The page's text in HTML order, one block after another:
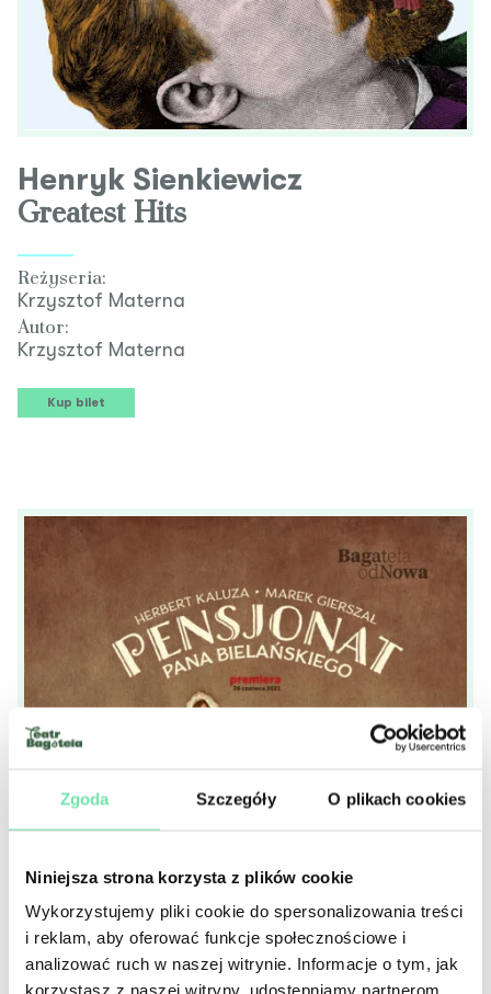
Zgoda Szczegóły O plikach cookies
Niniejsza strona korzysta z plików cookie
Wykorzystujemy pliki cookie do spersonalizowania treści
i reklam, aby oferować funkcje społecznościowe i
analizować ruch w naszej witrynie. Informacje o tym, jak
korzystasz z naszej witryny, udostępniamy partnerom
Henryk Sienkiewicz
Greatest Hits
Reżyseria:
Krzysztof Materna
Autor:
Krzysztof Materna
Kup bilet